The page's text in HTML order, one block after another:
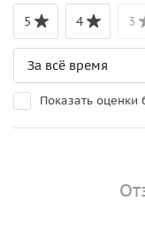
5 4 3
Показать оценки